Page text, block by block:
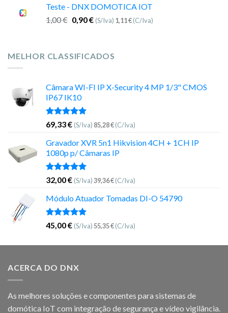
Teste - DNX DOMOTICA IOT
1,00€ 0,90€ (S/Iva) 1,11€(C/Iva)
MELHOR CLASSIFICADOS
Câmara WI-FI IP X-Security 4 MP 1/3" CMOS
IP67 IK10
Avaliação
5.00
de 5
69,33€ (S/Iva) 85,28€(C/Iva)
Gravador XVR 5n1 Hikvision 4CH + 1CH IP
1080p p/ Câmaras IP
Avaliação
5.00
de 5
32,00€ (S/Iva)39,36€(C/Iva)
Módulo Atuador Tomadas DI-O 54790
Avaliação
5.00
de 5
45,00€ (S/Iva)55,35€(C/Iva)
ACERCA DO DNX
As melhores soluções e componentes para sistemas de
domótica IoT com integração de segurança e vídeo vigilância.